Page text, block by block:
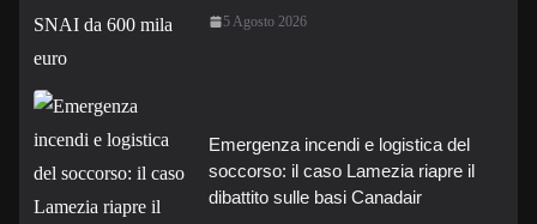
5 Agosto 2026
Emergenza incendi e logistica del
soccorso: il caso Lamezia riapre il
dibattito sulle basi Canadair